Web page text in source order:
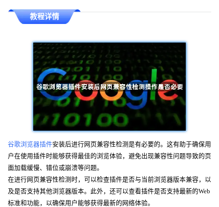
教程详情
谷歌浏览器插件安装后进行网页兼容性检测是有必要的。这有助于确保用
户在使用插件时能够获得最佳的浏览体验，避免出现兼容性问题导致的页
面加载缓慢、错位或崩溃等问题。
在进行网页兼容性检测时，可以检查插件是否与当前浏览器版本兼容，以
及是否支持其他浏览器版本。此外，还可以查看插件是否支持最新的Web
标准和功能，以确保用户能够获得最新的网络体验。